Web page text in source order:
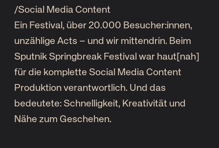
/Social Media Content
Ein Festival, über 20.000 Besucher:innen,
unzählige Acts – und wir mittendrin. Beim
Sputnik Springbreak Festival war haut[nah]
für die komplette Social Media Content
Produktion verantwortlich. Und das
bedeutete: Schnelligkeit, Kreativität und
Nähe zum Geschehen.